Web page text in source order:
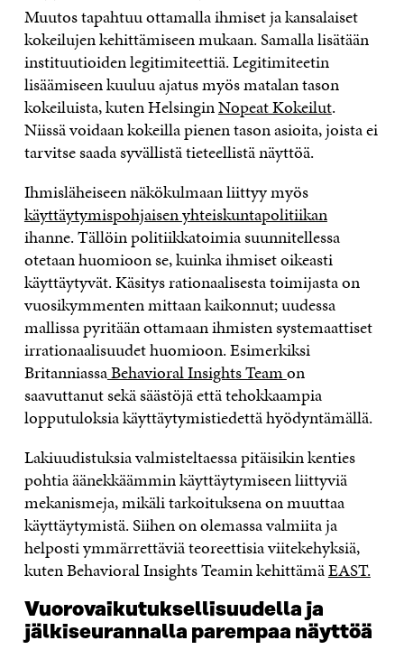
Muutos tapahtuu ottamalla ihmiset ja kansalaiset
kokeilujen kehittämiseen mukaan. Samalla lisätään
instituutioiden legitimiteettiä. Legitimiteetin
lisäämiseen kuuluu ajatus myös matalan tason
kokeiluista, kuten HelsinginNopeat Kokeilut.
Niissä voidaan kokeilla pienen tason asioita, joista ei
tarvitse saada syvällistä tieteellistä näyttöä.
Ihmisläheiseen näkökulmaan liittyy myös
käyttäytymispohjaisen yhteiskuntapolitiikan
ihanne. Tällöin politiikkatoimia suunnitellessa
otetaan huomioon se, kuinka ihmiset oikeasti
käyttäytyvät. Käsitys rationaalisesta toimijasta on
vuosikymmenten mittaan kaikonnut; uudessa
mallissa pyritään ottamaan ihmisten systemaattiset
irrationaalisuudet huomioon. Esimerkiksi
BritanniassaBehavioral Insights Teamon
saavuttanut sekä säästöjä että tehokkaampia
lopputuloksia käyttäytymistiedettä hyödyntämällä.
Lakiuudistuksia valmisteltaessa pitäisikin kenties
pohtia äänekkäämmin käyttäytymiseen liittyviä
mekanismeja, mikäli tarkoituksena on muuttaa
käyttäytymistä. Siihen on olemassa valmiita ja
helposti ymmärrettäviä teoreettisia viitekehyksiä,
kuten Behavioral Insights Teamin kehittämäEAST.
Vuorovaikutuksellisuudella ja
jälkiseurannalla parempaa näyttöä